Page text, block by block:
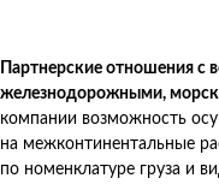
Партнерские отношения
железнодорожными,
компании возможность
на межконтинентальные
по номенклатуре груза и